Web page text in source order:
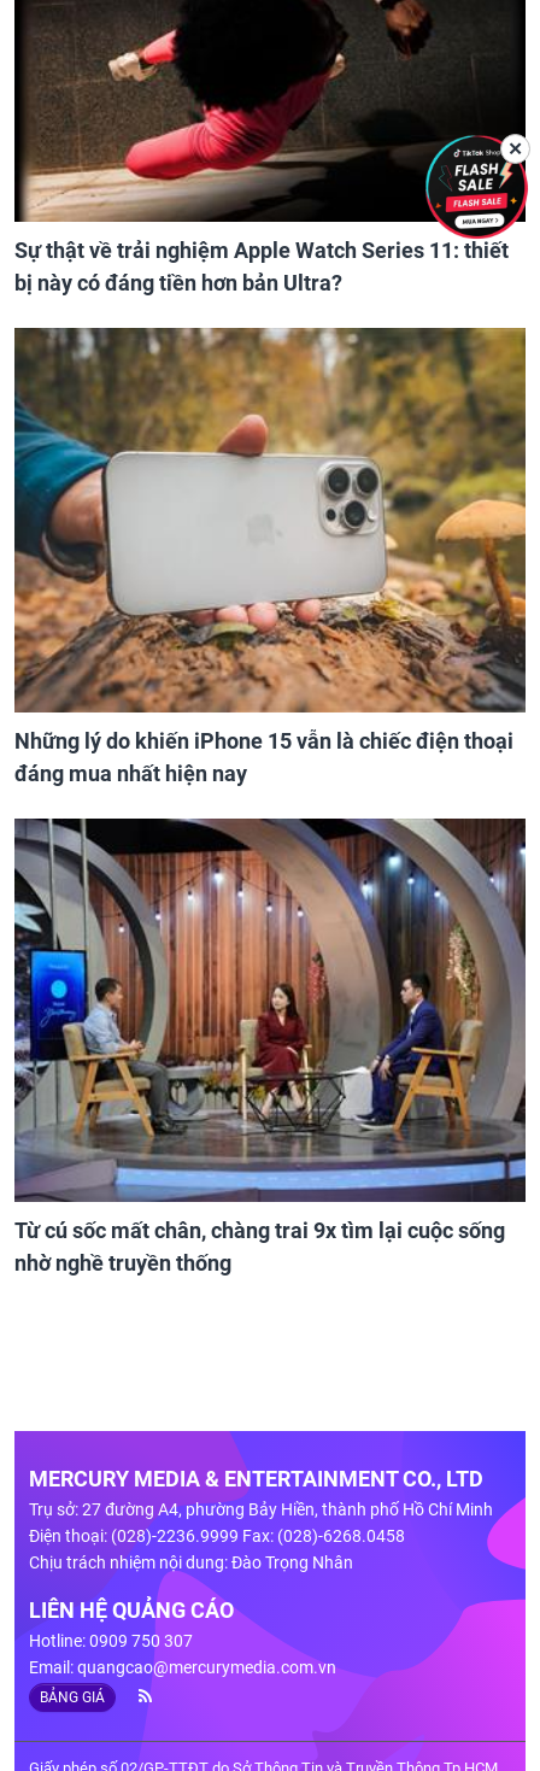
Sự thật về trải nghiệm Apple Watch Series 11: thiết
bị này có đáng tiền hơn bản Ultra?
Những lý do khiến iPhone 15 vẫn là chiếc điện thoại
đáng mua nhất hiện nay
Từ cú sốc mất chân, chàng trai 9x tìm lại cuộc sống
nhờ nghề truyền thống
MERCURY MEDIA & ENTERTAINMENT CO., LTD
Trụ sở: 27 đường A4, phường Bảy Hiền, thành phố Hồ Chí Minh
Điện thoại: (028)-2236.9999 Fax: (028)-6268.0458
Chịu trách nhiệm nội dung: Đào Trọng Nhân
LIÊN HỆ QUẢNG CÁO
Hotline: 0909 750 307
Email:quangcao@mercurymedia.com.vn
BẢNG GIÁ
✕